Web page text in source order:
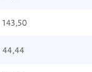
143,50
44,44